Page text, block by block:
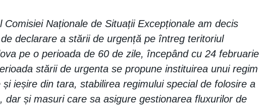
Comisiei Naționale de Situații Excepționale am decis
declarare a stării de urgență pe întreg teritoriul
pe o perioada de 60 de zile, începând cu 24 februarie
stării de urgenta se propune instituirea unui regim
ieșire din tara, stabilirea regimului special de folosire a
dar și masuri care sa asigure gestionarea fluxurilor de